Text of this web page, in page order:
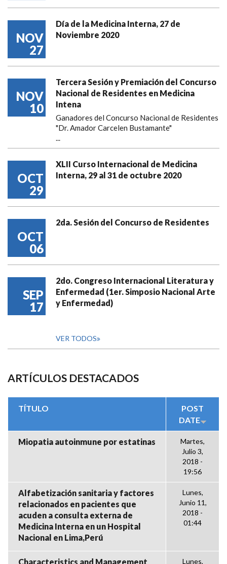
NOV
27
Día de la Medicina Interna, 27 de
Noviembre 2020
NOV
10
Tercera Sesión y Premiación del Concurso
Nacional de Residentes en Medicina
Intena
Ganadores del Concurso Nacional de Residentes
"Dr. Amador Carcelen Bustamante"
...
OCT
29
XLII Curso Internacional de Medicina
Interna, 29 al 31 de octubre 2020
OCT
06
2da. Sesión del Concurso de Residentes
SEP
17
2do. Congreso Internacional Literatura y
Enfermedad (1er. Simposio Nacional Arte
y Enfermedad)
VER TODOS
ARTÍCULOS DESTACADOS
TÍTULO
POST
DATE
Miopatia autoinmune por estatinas
Martes,
Julio 3,
2018 -
19:56
Alfabetización sanitaria y factores
relacionados en pacientes que
acuden a consulta externa de
Medicina Interna en un Hospital
Nacional en Lima,Perú
Lunes,
Junio 11,
2018 -
01:44
Characteristics and Management Lunes,